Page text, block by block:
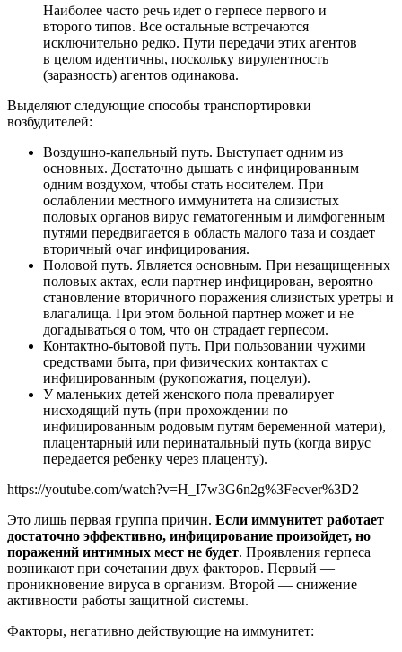
Наиболее часто речь идет о герпесе первого и
второго типов. Все остальные встречаются
исключительно редко. Пути передачи этих агентов
в целом идентичны, поскольку вирулентность
(заразность) агентов одинакова.
Выделяют следующие способы транспортировки
возбудителей:
Воздушно-капельный путь. Выступает одним из
основных. Достаточно дышать с инфицированным
одним воздухом, чтобы стать носителем. При
ослаблении местного иммунитета на слизистых
половых органов вирус гематогенным и лимфогенным
путями передвигается в область малого таза и создает
вторичный очаг инфицирования.
Половой путь. Является основным. При незащищенных
половых актах, если партнер инфицирован, вероятно
становление вторичного поражения слизистых уретры и
влагалища. При этом больной партнер может и не
догадываться о том, что он страдает герпесом.
Контактно-бытовой путь. При пользовании чужими
средствами быта, при физических контактах с
инфицированным (рукопожатия, поцелуи).
У маленьких детей женского пола превалирует
нисходящий путь (при прохождении по
инфицированным родовым путям беременной матери),
плацентарный или перинатальный путь (когда вирус
передается ребенку через плаценту).
https://youtube.com/watch?v=H_I7w3G6n2g%3Fecver%3D2
Это лишь первая группа причин. Если иммунитет работает
достаточно эффективно, инфицирование произойдет, но
поражений интимных мест не будет. Проявления герпеса
возникают при сочетании двух факторов. Первый —
проникновение вируса в организм. Второй — снижение
активности работы защитной системы.
Факторы, негативно действующие на иммунитет: